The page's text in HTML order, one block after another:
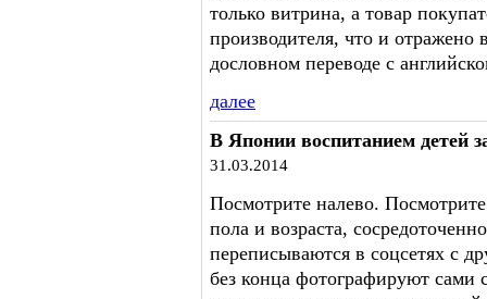
только витрина, а товар
производителя, что и
дословном переводе с
далее
В Японии воспитанием детей
31.03.2014
Посмотрите налево.
пола и возраста,
переписываются в соцсетях с
без конца фотографируют сами